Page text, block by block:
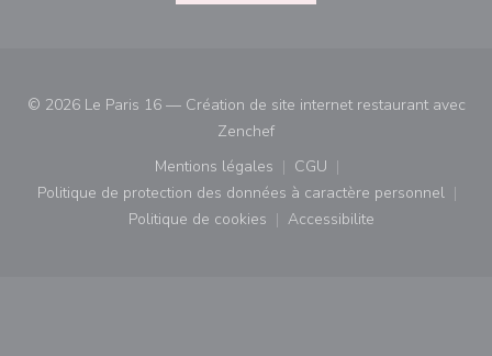
© 2026 Le Paris 16 — Création de site internet restaurant avec
Zenchef((ouvre une nouvelle fenêtre))
Mentions légales
((ouvre une nouvelle fenêtre))
CGU
((ouvre une nouvelle
Politique de protection des données à caractère personnel
((ouvre une nouvelle fenêtre))
Politique de cookies
((ouvre une nouvelle fenêtre))
Accessibilite
((ouvre une nouvelle